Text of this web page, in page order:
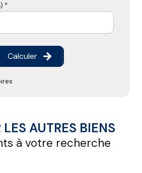
*
Calculer
AUTRES BIENS
à votre recherche